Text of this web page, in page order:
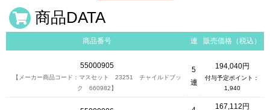
商品DATA
商品番号 連 販売価格（税込）
55000905
【メーカー商品コード：マスセット 23251 チャイルドブッ
ク 660982】
5
連
194,040円
付与予定ポイント：
1,940
167,112円